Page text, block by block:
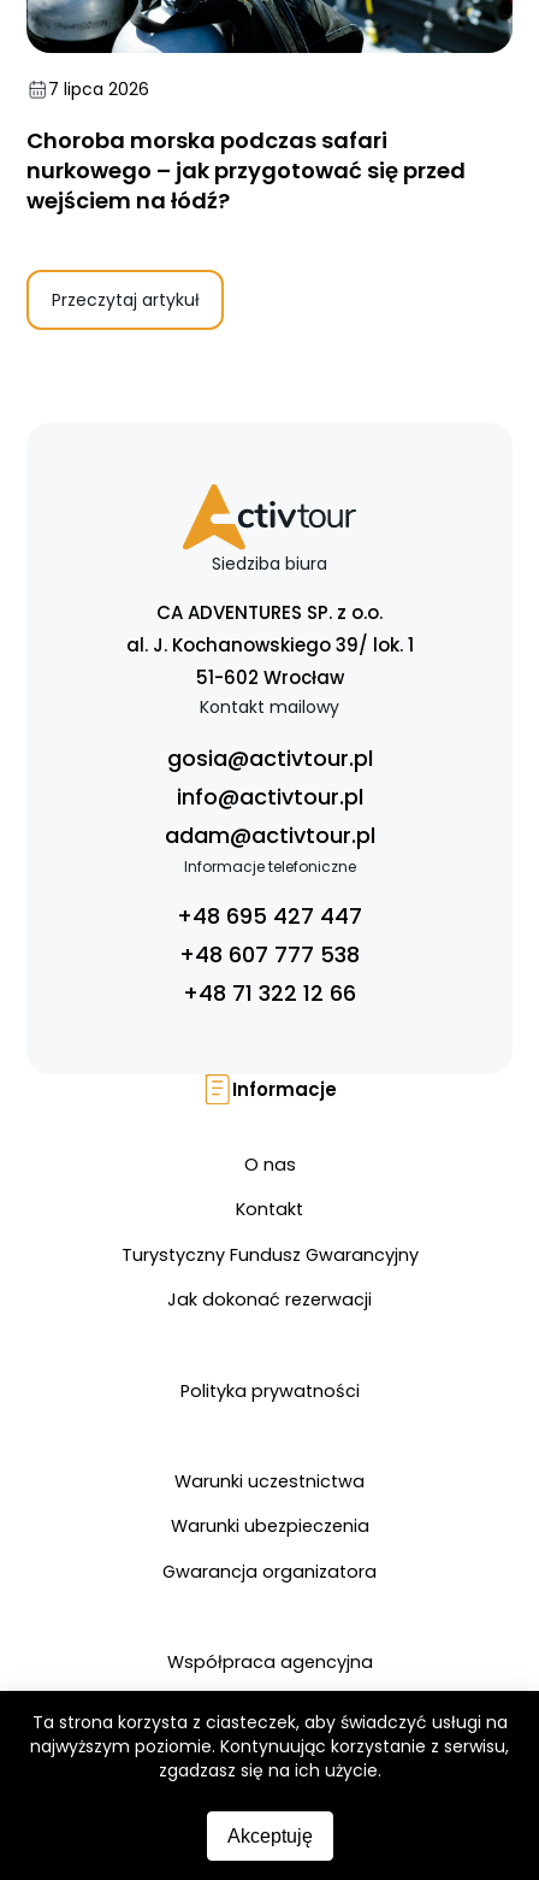
7 lipca 2026
Choroba morska podczas safari
nurkowego – jak przygotować się przed
wejściem na łódź?
Przeczytaj artykuł
Siedziba biura
CA ADVENTURES SP. z o.o.
al. J. Kochanowskiego 39/ lok. 1
51-602 Wrocław
Kontakt mailowy
gosia@activtour.pl
info@activtour.pl
adam@activtour.pl
Informacje telefoniczne
+48 695 427 447
+48 607 777 538
+48 71 322 12 66
Informacje
O nas
Kontakt
Turystyczny Fundusz Gwarancyjny
Jak dokonać rezerwacji
Polityka prywatności
Warunki uczestnictwa
Warunki ubezpieczenia
Gwarancja organizatora
Współpraca agencyjna
Wyjazdy firmowe
Zanurkuj
Ta strona korzysta z ciasteczek, aby świadczyć usługi na
najwyższym poziomie. Kontynuując korzystanie z serwisu,
zgadzasz się na ich użycie.
Akceptuję